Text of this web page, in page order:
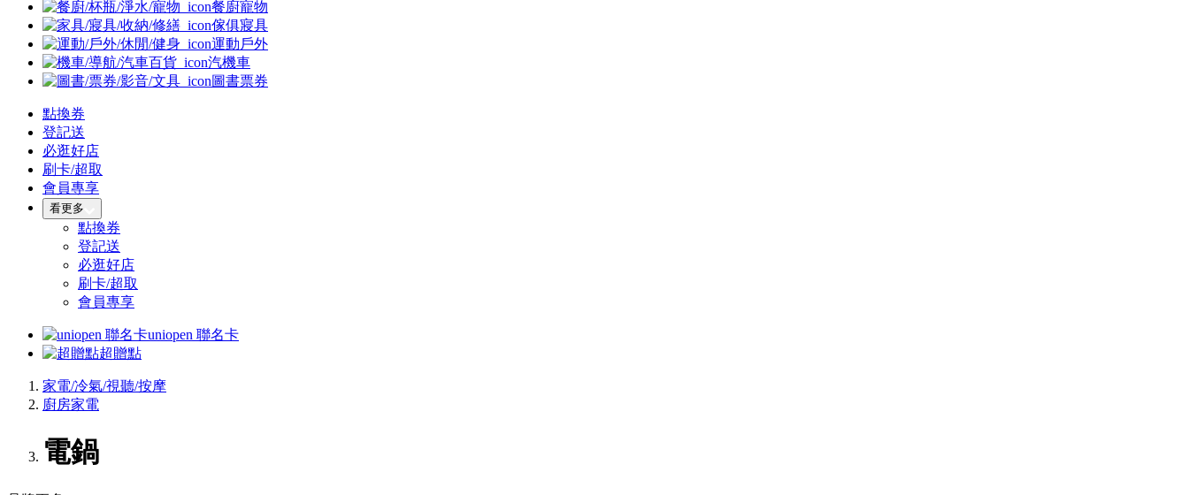
餐廚寵物
傢俱寢具
運動戶外
汽機車
圖書票券
點換券
登記送
必逛好店
刷卡/超取
會員專享
看更多
點換券
登記送
必逛好店
刷卡/超取
會員專享
uniopen 聯名卡
超贈點
家電/冷氣/視聽/按摩
廚房家電
電鍋